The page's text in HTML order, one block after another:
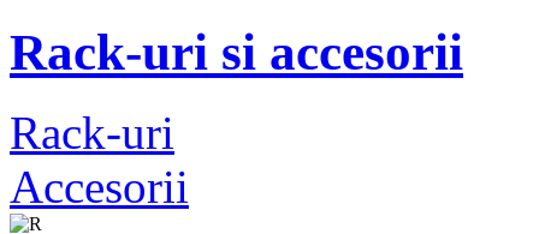
Rack-uri si accesorii
Rack-uri
Accesorii